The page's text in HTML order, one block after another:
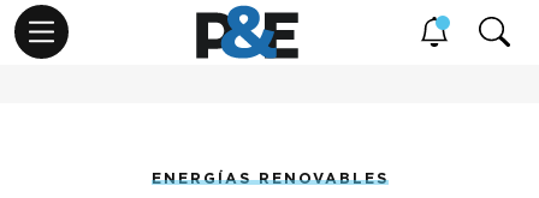
ENERGÍAS RENOVABLES